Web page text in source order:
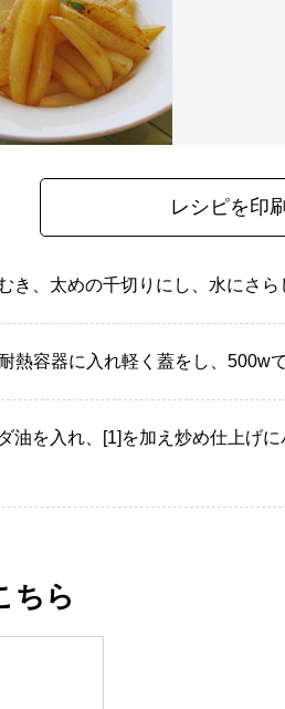
レシピを印
き、太めの千切りにし、水にさら
熱容器に入れ軽く蓋をし、500w
油を入れ、[1]を加え炒め仕上げ
ちら